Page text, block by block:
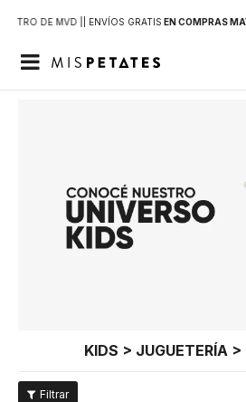
DE MVD | | ENVÍOS GRATIS EN COMPRAS

KIDS > JUGUETERÍA >